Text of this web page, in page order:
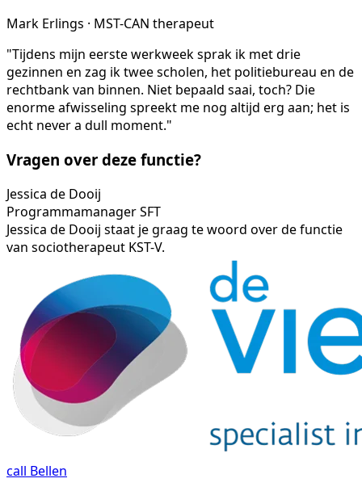
Mark Erlings · MST-CAN therapeut
"Tijdens mijn eerste werkweek sprak ik met drie
gezinnen en zag ik twee scholen, het politiebureau en de
rechtbank van binnen. Niet bepaald saai, toch? Die
enorme afwisseling spreekt me nog altijd erg aan; het is
echt never a dull moment."
Vragen over deze functie?
Jessica de Dooij
Programmamanager SFT
Jessica de Dooij staat je graag te woord over de functie
van sociotherapeut KST-V.
call Bellen